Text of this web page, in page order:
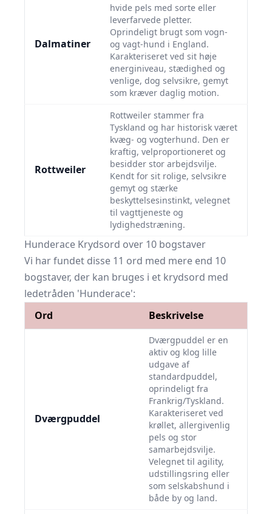
Dalmatiner
hvide pels med sorte eller
leverfarvede pletter.
Oprindeligt brugt som vogn-
og vagt-hund i England.
Karakteriseret ved sit høje
energiniveau, stædighed og
venlige, dog selvsikre, gemyt
som kræver daglig motion.
Rottweiler
Rottweiler stammer fra
Tyskland og har historisk været
kvæg- og vogterhund. Den er
kraftig, velproportioneret og
besidder stor arbejdsvilje.
Kendt for sit rolige, selvsikre
gemyt og stærke
beskyttelsesinstinkt, velegnet
til vagttjeneste og
lydighedstræning.
Hunderace Krydsord over 10 bogstaver
Vi har fundet disse 11 ord med mere end 10
bogstaver, der kan bruges i et krydsord med
ledetråden 'Hunderace':
Ord
Beskrivelse
Dværgpuddel
Dværgpuddel er en
aktiv og klog lille
udgave af
standardpuddel,
oprindeligt fra
Frankrig/Tyskland.
Karakteriseret ved
krøllet, allergivenlig
pels og stor
samarbejdsvilje.
Velegnet til agility,
udstillingsring eller
som selskabshund i
både by og land.